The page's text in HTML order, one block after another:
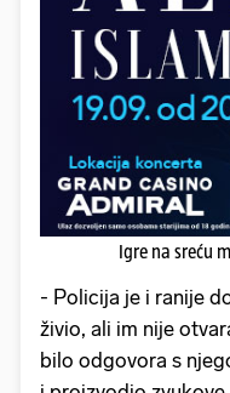
Igre na sreću
- Policija je i ranije
živio, ali im nije
bilo odgovora s